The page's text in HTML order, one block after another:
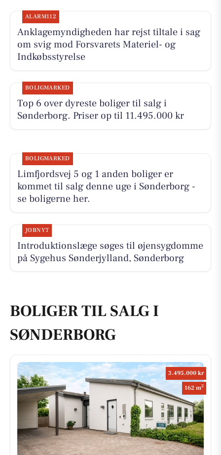
ALARM112
Anklagemyndigheden har rejst tiltale i sag
om svig mod Forsvarets Materiel- og
Indkøbsstyrelse
BOLIGMARKED
Top 6 over dyreste boliger til salg i
Sønderborg. Priser op til 11.495.000 kr
BOLIGMARKED
Limfjordsvej 5 og 1 anden boliger er
kommet til salg denne uge i Sønderborg -
se boligerne her.
JOBNYT
Introduktionslæge søges til øjensygdomme
på Sygehus Sønderjylland, Sønderborg
BOLIGER TIL SALG I
SØNDERBORG
3.495.000 kr
162 m2